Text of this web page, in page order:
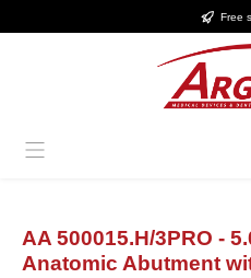
Free
AA 500015.H/3PRO -
Anatomic Abutment